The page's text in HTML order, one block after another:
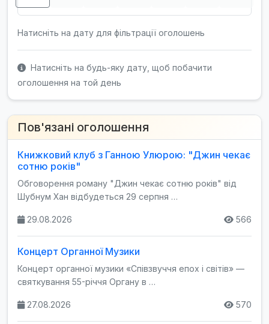
Натисніть на дату для фільтрації оголошень
Натисніть на будь-яку дату, щоб побачити
оголошення на той день
Пов'язані оголошення
Книжковий клуб з Ганною Улюрою: "Джин чекає
сотню років"
Обговорення роману "Джин чекає сотню років" від
Шубнум Хан відбудеться 29 серпня …
29.08.2026 566
Концерт Органної Музики
Концерт органної музики «Співзвуччя епох і світів» —
святкування 55-річчя Органу в …
27.08.2026 570